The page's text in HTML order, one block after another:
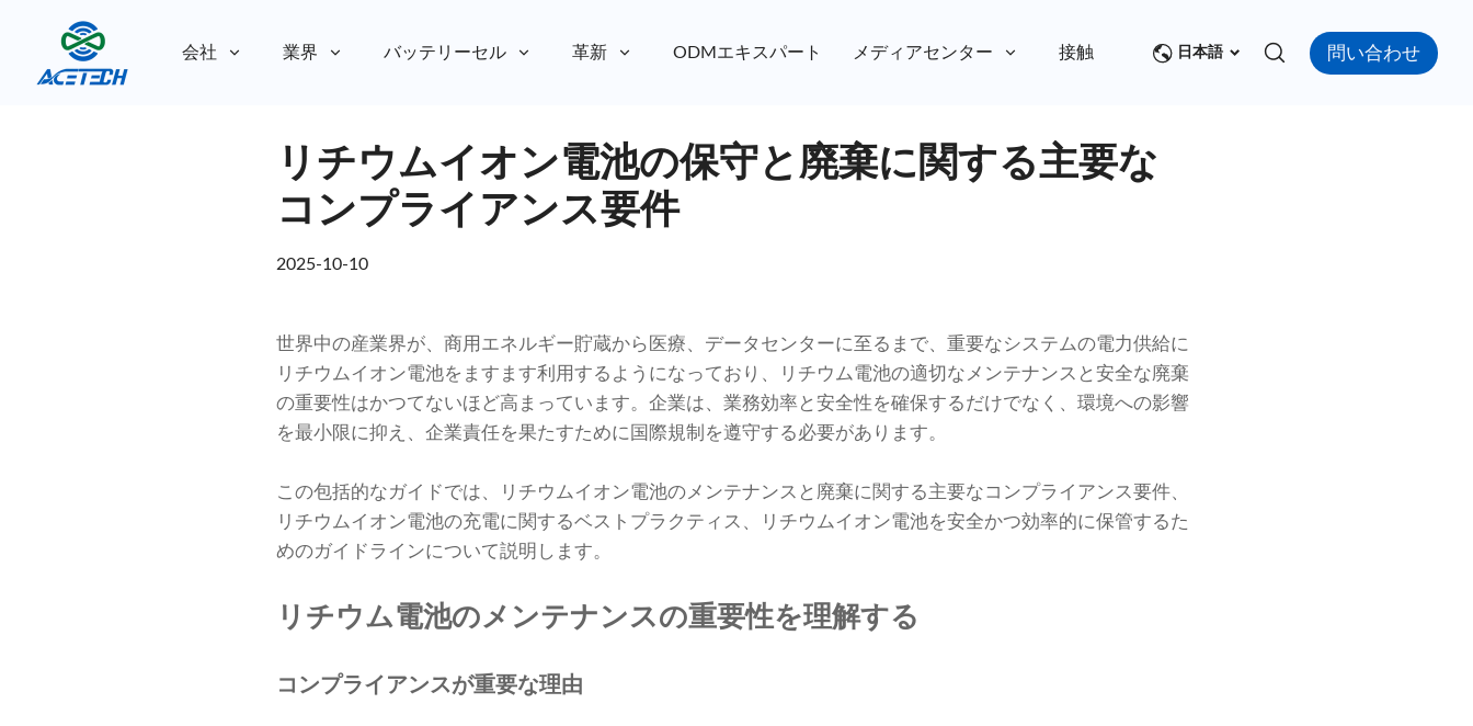
会社 業界 バッテリーセル 革新 ODMエキスパート メディアセンター 接触 日本語 問い合わせ
リチウムイオン電池の保守と廃棄に関する主要な
コンプライアンス要件
2025-10-10
世界中の産業界が、商用エネルギー貯蔵から医療、データセンターに至るまで、重要なシステムの電力供給に
リチウムイオン電池をますます利用するようになっており、リチウム電池の適切なメンテナンスと安全な廃棄
の重要性はかつてないほど高まっています。企業は、業務効率と安全性を確保するだけでなく、環境への影響
を最小限に抑え、企業責任を果たすために国際規制を遵守する必要があります。
この包括的なガイドでは、リチウムイオン電池のメンテナンスと廃棄に関する主要なコンプライアンス要件、
リチウムイオン電池の充電に関するベストプラクティス、リチウムイオン電池を安全かつ効率的に保管するた
めのガイドラインについて説明します。
リチウム電池のメンテナンスの重要性を理解する
コンプライアンスが重要な理由